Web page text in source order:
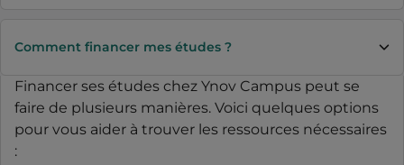
Comment financer mes études ?
Financer ses études chez Ynov Campus peut se
faire de plusieurs manières. Voici quelques options
pour vous aider à trouver les ressources nécessaires
: